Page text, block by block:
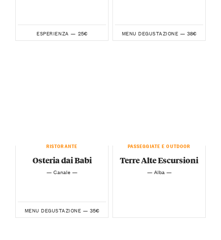
ESPERIENZA — 25€ MENU DEGUSTAZIONE — 38€
RISTORANTE
Osteria dai Babi
— Canale —
MENU DEGUSTAZIONE — 35€
PASSEGGIATE E OUTDOOR
Terre Alte Escursioni
— Alba —